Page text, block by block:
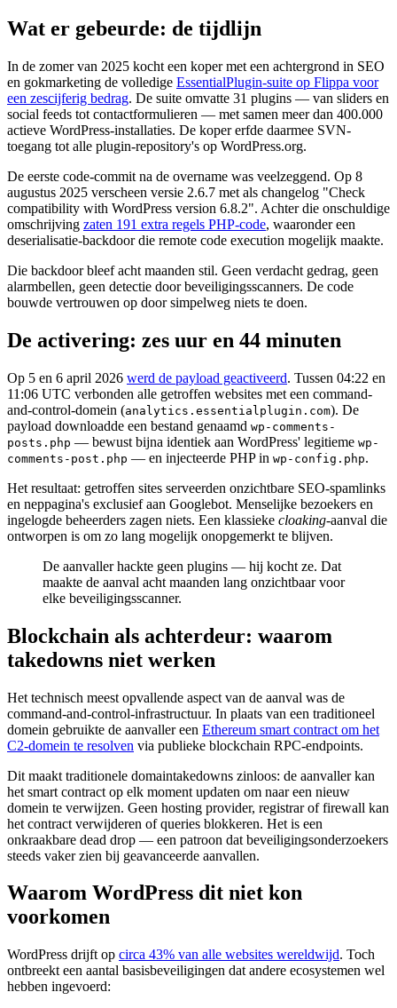
Wat er gebeurde: de tijdlijn
In de zomer van 2025 kocht een koper met een achtergrond in SEO
en gokmarketing de volledige EssentialPlugin-suite op Flippa voor
een zescijferig bedrag. De suite omvatte 31 plugins — van sliders en
social feeds tot contactformulieren — met samen meer dan 400.000
actieve WordPress-installaties. De koper erfde daarmee SVN-
toegang tot alle plugin-repository's op WordPress.org.
De eerste code-commit na de overname was veelzeggend. Op 8
augustus 2025 verscheen versie 2.6.7 met als changelog "Check
compatibility with WordPress version 6.8.2". Achter die onschuldige
omschrijving zaten 191 extra regels PHP-code, waaronder een
deserialisatie-backdoor die remote code execution mogelijk maakte.
Die backdoor bleef acht maanden stil. Geen verdacht gedrag, geen
alarmbellen, geen detectie door beveiligingsscanners. De code
bouwde vertrouwen op door simpelweg niets te doen.
De activering: zes uur en 44 minuten
Op 5 en 6 april 2026 werd de payload geactiveerd. Tussen 04:22 en
11:06 UTC verbonden alle getroffen websites met een command-
and-control-domein (analytics.essentialplugin.com). De
payload downloadde een bestand genaamd wp-comments-
posts.php — bewust bijna identiek aan WordPress' legitieme wp-
comments-post.php — en injecteerde PHP in wp-config.php.
Het resultaat: getroffen sites serveerden onzichtbare SEO-spamlinks
en neppagina's exclusief aan Googlebot. Menselijke bezoekers en
ingelogde beheerders zagen niets. Een klassieke cloaking-aanval die
ontworpen is om zo lang mogelijk onopgemerkt te blijven.
De aanvaller hackte geen plugins — hij kocht ze. Dat
maakte de aanval acht maanden lang onzichtbaar voor
elke beveiligingsscanner.
Blockchain als achterdeur: waarom
takedowns niet werken
Het technisch meest opvallende aspect van de aanval was de
command-and-control-infrastructuur. In plaats van een traditioneel
domein gebruikte de aanvaller een Ethereum smart contract om het
C2-domein te resolven via publieke blockchain RPC-endpoints.
Dit maakt traditionele domaintakedowns zinloos: de aanvaller kan
het smart contract op elk moment updaten om naar een nieuw
domein te verwijzen. Geen hosting provider, registrar of firewall kan
het contract verwijderen of queries blokkeren. Het is een
onkraakbare dead drop — een patroon dat beveiligingsonderzoekers
steeds vaker zien bij geavanceerde aanvallen.
Waarom WordPress dit niet kon
voorkomen
WordPress drijft op circa 43% van alle websites wereldwijd. Toch
ontbreekt een aantal basisbeveiligingen dat andere ecosystemen wel
hebben ingevoerd: